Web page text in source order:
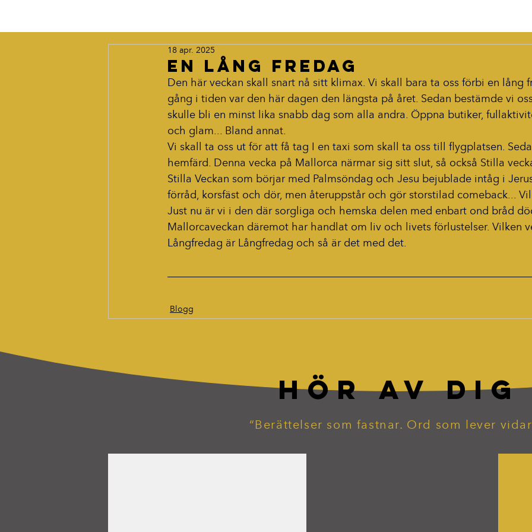
En lång fredag
18 apr. 2025
Den här veckan skall snart nå sitt klimax. Vi skall bara ta oss förbi en lång
gång i tiden var den här dagen den längsta på året. Sedan bestämde vi
skulle bli en minst lika snabb dag som alla andra. Öppna butiker,
och glam... Bland annat.
Vi skall ta oss ut för att få tag I en taxi som skall ta oss till flygplatsen.
hemfärd. Denna vecka på Mallorca närmar sig sitt slut, så också Stilla
Stilla Veckan som börjar med Palmsöndag och Jesu bejublade intåg i
förråd, korsfäst och dör, men återuppstår och gör storstilad comeback...
Just nu är vi i den där sorgliga och hemska delen med enbart ond bråd
Mallorcaveckan däremot har handlat om liv och livets förlustelser. Vilken
Långfredag är Långfredag och så är det med det.
Blogg
HÖR AV DIG
“Berättelser som fastnar. Ord som lever